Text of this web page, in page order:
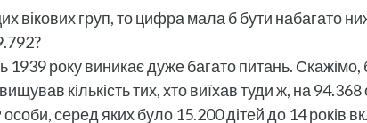
вікових груп, то цифра мала б бути набагато
1939 року виникає дуже багато питань.
кількість тих, хто виїхав туди ж, на
серед яких було 15.200 дітей до 14 років